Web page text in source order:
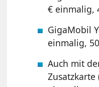
€ einmalig,
GigaMobil
einmalig,
Auch mit
Zusatzkarte